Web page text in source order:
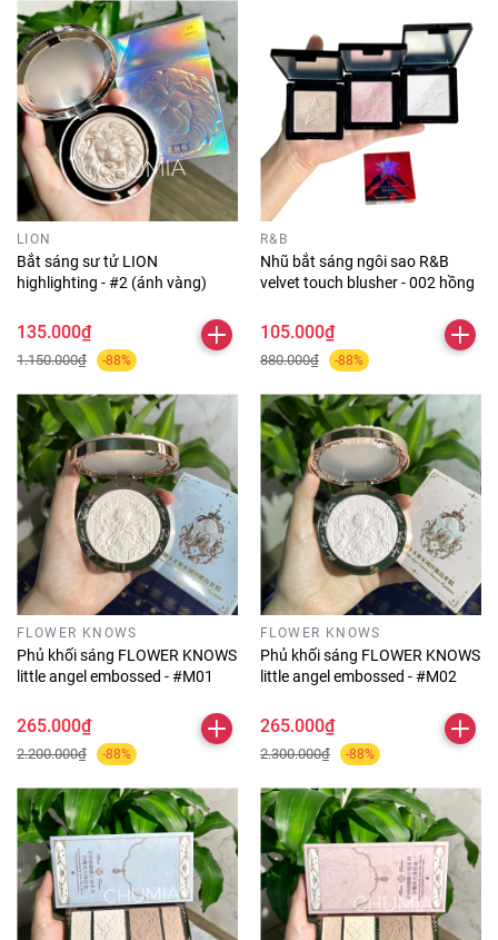
LION
Bắt sáng sư tử LION
highlighting - #2 (ánh vàng)
135.000₫
1.150.000₫ -88%
R&B
Nhũ bắt sáng ngôi sao R&B
velvet touch blusher - 002 hồng
105.000₫
880.000₫ -88%
FLOWER KNOWS
Phủ khối sáng FLOWER KNOWS
little angel embossed - #M01
265.000₫
2.200.000₫ -88%
FLOWER KNOWS
Phủ khối sáng FLOWER KNOWS
little angel embossed - #M02
265.000₫
2.300.000₫ -88%